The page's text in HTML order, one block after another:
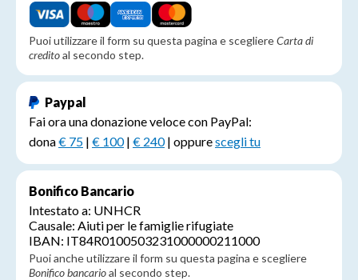
Puoi utilizzare il form su questa pagina e scegliereCarta di
creditoal secondo step.
Paypal
Fai ora una donazione veloce con PayPal:
dona€ 75 | € 100| € 240| oppurescegli tu
Bonifico Bancario
Intestato a: UNHCR
Causale: Aiuti per le famiglie rifugiate
IBAN: IT84R0100503231000000211000
Puoi anche utilizzare il form su questa pagina e scegliere
Bonifico bancarioal secondo step.